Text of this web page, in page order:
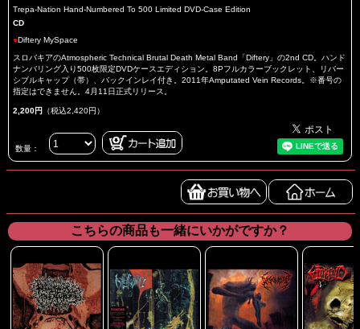
Trepa-Nation Hand-Numbered To 500 Limited DVD-Case Edition
CD
●Diftery MySpace
スロバキアのAtmospheric Technical Brutal Death Metal Band「Diftery」の2nd CD。ハンド
ナンバリング入り500枚限定DVDケースエディション。8Pフルカラーブックレット、リバー
シブルキャップ（帯）、バックインレイ付き。2011年Amputated Vein Records。※番号の
指定はできません。4月11日正式リリース。
2,200円 （税込2,420円）
数量：
こちらの商品も一緒にいかがですか？